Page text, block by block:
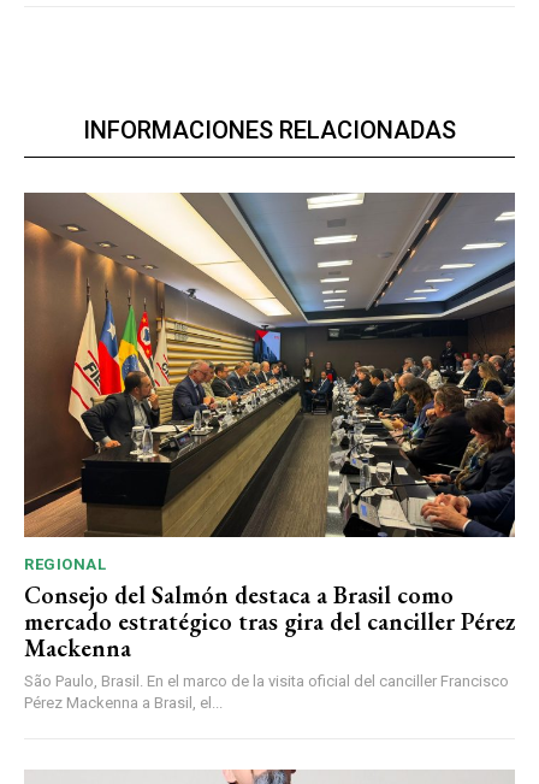
INFORMACIONES RELACIONADAS
REGIONAL
Consejo del Salmón destaca a Brasil como
mercado estratégico tras gira del canciller Pérez
Mackenna
São Paulo, Brasil. En el marco de la visita oficial del canciller Francisco
Pérez Mackenna a Brasil, el...